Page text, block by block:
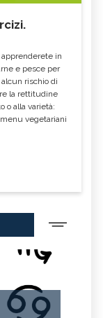
in
e pesce per
rischio di
la rettitudine
o alla varietà:
vegetariani